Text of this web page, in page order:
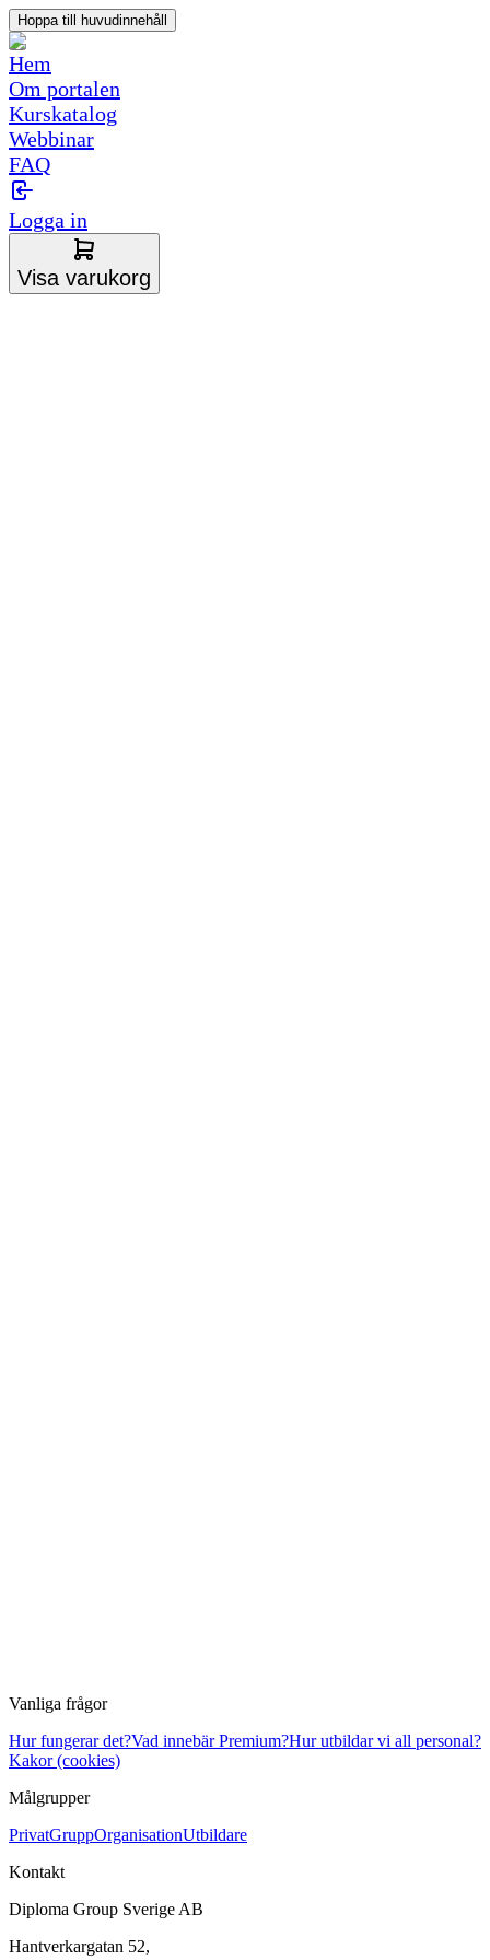
Hoppa till huvudinnehåll
Hem
Om portalen
Kurskatalog
Webbinar
FAQ
Logga in
Visa varukorg
Vanliga frågor
Hur fungerar det?Vad innebär Premium?Hur utbildar vi all personal?
Kakor (cookies)
Målgrupper
PrivatGruppOrganisationUtbildare
Kontakt
Diploma Group Sverige AB
Hantverkargatan 52,